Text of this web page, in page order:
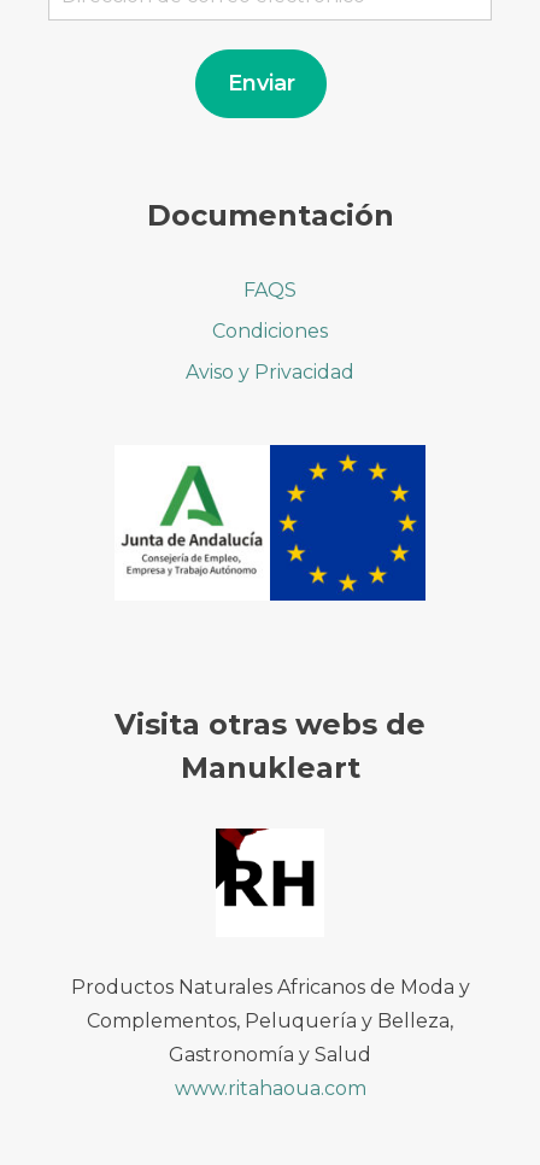
Enviar
Documentación
FAQS
Condiciones
Aviso y Privacidad
Visita otras webs de
Manukleart
Productos Naturales Africanos de Moda y
Complementos, Peluquería y Belleza,
Gastronomía y Salud
www.ritahaoua.com